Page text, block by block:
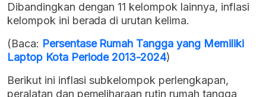
Dibandingkan dengan 11 kelompok lainnya, inflasi
kelompok ini berada di urutan kelima.
(Baca: Persentase Rumah Tangga yang Memiliki
Laptop Kota Periode 2013-2024)
Berikut ini inflasi subkelompok perlengkapan,
peralatan dan pemeliharaan rutin rumah tangga